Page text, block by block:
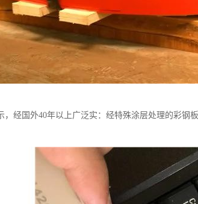
，经国外40年以上广泛实：经特殊涂层处理的彩钢